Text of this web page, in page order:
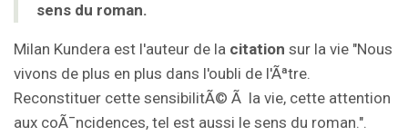
sens du roman.
Milan Kundera est l'auteur de la citation sur la vie "Nous
vivons de plus en plus dans l'oubli de l'Ãªtre.
Reconstituer cette sensibilitÃ© Ã la vie, cette attention
aux coÃ¯ncidences, tel est aussi le sens du roman.".